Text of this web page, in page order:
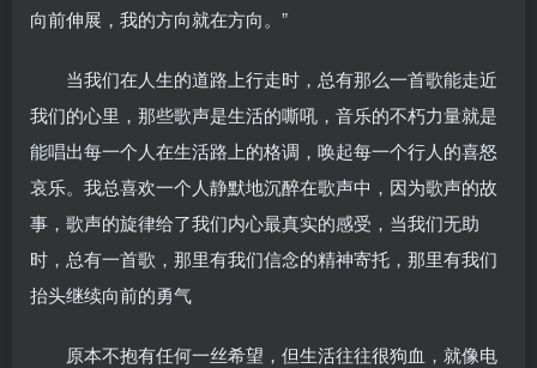
向前伸展，我的方向就在方向。”
当我们在人生的道路上行走时，总有那么一首歌能走近
我们的心里，那些歌声是生活的嘶吼，音乐的不朽力量就是
能唱出每一个人在生活路上的格调，唤起每一个行人的喜怒
哀乐。我总喜欢一个人静默地沉醉在歌声中，因为歌声的故
事，歌声的旋律给了我们内心最真实的感受，当我们无助
时，总有一首歌，那里有我们信念的精神寄托，那里有我们
抬头继续向前的勇气
原本不抱有任何一丝希望，但生活往往很狗血，就像电